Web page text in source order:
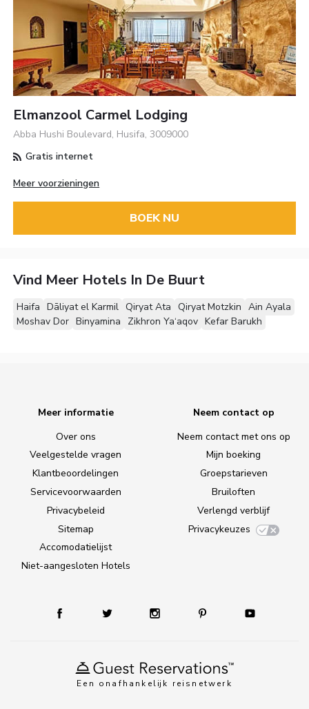
Elmanzool Carmel Lodging
Abba Hushi Boulevard, Husifa, 3009000
Gratis internet
Meer voorzieningen
BOEK NU
Vind Meer Hotels In De Buurt
Haifa Dāliyat el Karmil Qiryat Ata Qiryat Motzkin Ain Ayala
Moshav Dor Binyamina Zikhron Ya‘aqov Kefar Barukh
Een onafhankelijk reisnetwerk
Meer informatie
Over ons
Veelgestelde vragen
Klantbeoordelingen
Servicevoorwaarden
Privacybeleid
Sitemap
Accomodatielijst
Niet-aangesloten Hotels
Neem contact op
Neem contact met ons op
Mijn boeking
Groepstarieven
Bruiloften
Verlengd verblijf
Privacykeuzes